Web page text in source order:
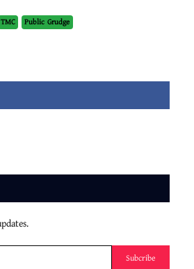
TMC Public Grudge
Subcribe